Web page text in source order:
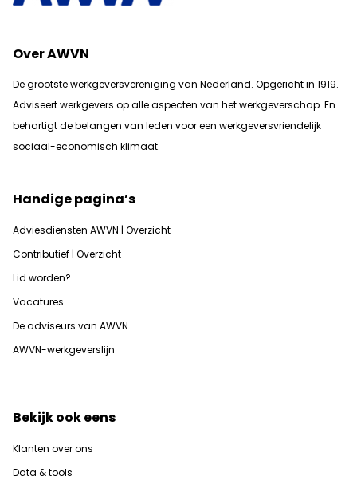
Over AWVN
De grootste werkgeversvereniging van Nederland. Opgericht in 1919.
Adviseert werkgevers op alle aspecten van het werkgeverschap. En
behartigt de belangen van leden voor een werkgeversvriendelijk
sociaal-economisch klimaat.
Handige pagina’s
Adviesdiensten AWVN | Overzicht
Contributief | Overzicht
Lid worden?
Vacatures
De adviseurs van AWVN
AWVN-werkgeverslijn
Bekijk ook eens
Klanten over ons
Data & tools